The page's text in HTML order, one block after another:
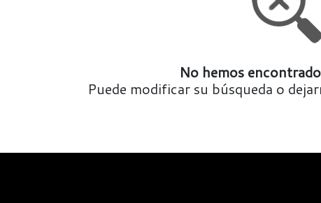
No hemos
Puede modificar su búsqueda o